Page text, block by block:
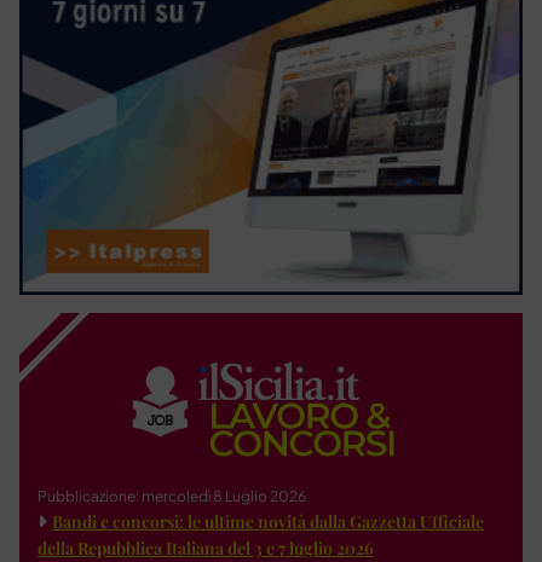
Pubblicazione: mercoledì 8 Luglio 2026
Bandi e concorsi: le ultime novità dalla Gazzetta Ufficiale
della Repubblica Italiana del 3 e 7 luglio 2026